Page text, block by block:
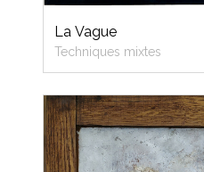
La Vague
Techniques mixtes